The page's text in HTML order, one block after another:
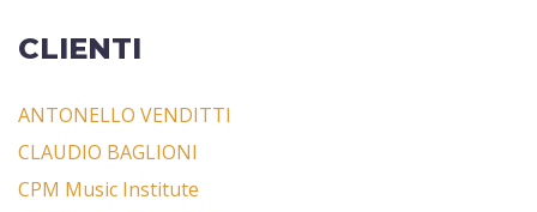
CLIENTI
ANTONELLO VENDITTI
CLAUDIO BAGLIONI
CPM Music Institute